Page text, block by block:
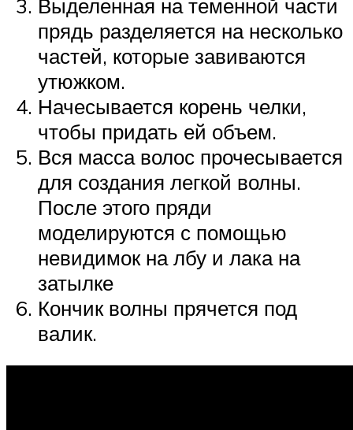
Выделенная на теменной части
прядь разделяется на несколько
частей, которые завиваются
утюжком.
Начесывается корень челки,
чтобы придать ей объем.
Вся масса волос прочесывается
для создания легкой волны.
После этого пряди
моделируются с помощью
невидимок на лбу и лака на
затылке
Кончик волны прячется под
валик.